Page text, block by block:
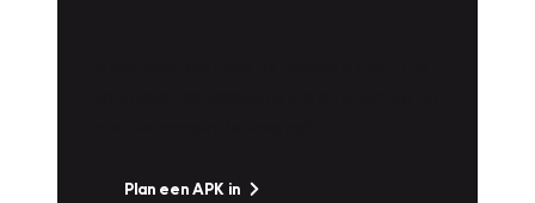
Plan een APK in